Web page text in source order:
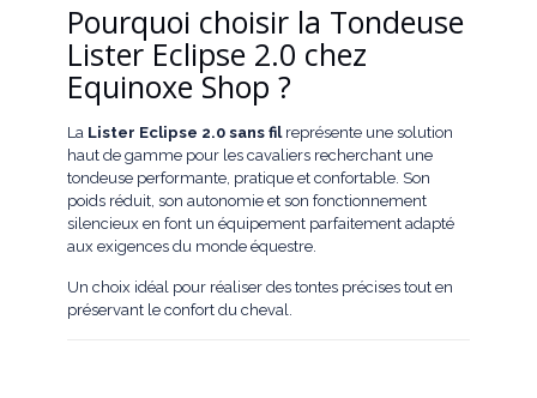
Pourquoi choisir la Tondeuse
Lister Eclipse 2.0 chez
Equinoxe Shop ?
La Lister Eclipse 2.0 sans filreprésente une solution
haut de gamme pour les cavaliers recherchant une
tondeuse performante, pratique et confortable. Son
poids réduit, son autonomie et son fonctionnement
silencieux en font un équipement parfaitement adapté
aux exigences du monde équestre.
Un choix idéal pour réaliser des tontes précises tout en
préservant le confort du cheval.